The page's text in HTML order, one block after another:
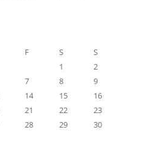
F S
S
1
2
7 8
9
14 15
16
21 22
23
28 29
30